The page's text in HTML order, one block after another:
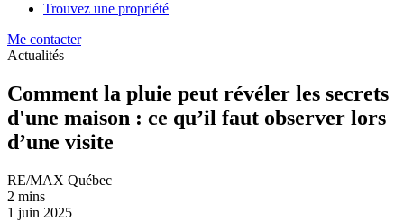
Trouvez une propriété
Me contacter
Actualités
Comment la pluie peut révéler les secrets
d'une maison : ce qu’il faut observer lors
d’une visite
RE/MAX Québec
2 mins
1 juin 2025